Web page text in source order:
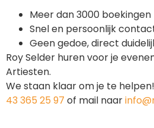
Meer dan 3000 boekingen
Snel en persoonlijk
Geen gedoe, direct
Roy Selder huren voor je
Artiesten.
We staan klaar om je te
43 365 25 97 of mail naar